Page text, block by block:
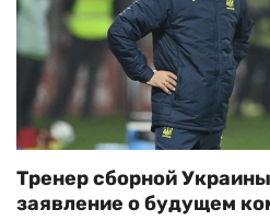
Тренер сборной
заявление о будущем